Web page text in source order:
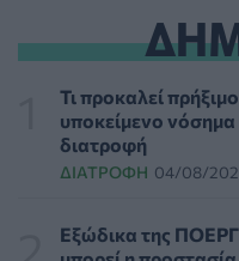
Διαβητική
κίνδυνος για την
HEALTH TALK 06/08/2026
Γιατί οι γιατροί
ΥΓΕΊΑ 06/08/2026 - 17:01
Τι προκαλεί
υποκείμενο νόσημα
διατροφή
ΔΙΑΤΡΟΦΉ 04/08/
Εξώδικα της